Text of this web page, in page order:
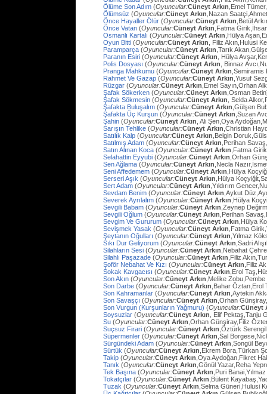
Ölüme Son Adım (Oyuncular:Cüneyt Arkın ,Emel
Ölümsüz (Oyuncular:Cüneyt Arkın ,Nazan
Önce Hayaller Ölür (Oyuncular:Cüneyt Arkın ,Betül
Önce Vatan (Oyuncular:Cüneyt Arkın ,Fatma
Osmanlı Kartalı (Oyuncular:Cüneyt Arkın ,Hülya
Oyun Bitti (Oyuncular:Cüneyt Arkın , Filiz Akın,Hulusi
Paramparça (Oyuncular:Cüneyt Arkın ,Tarık
Paranın Esiri (Oyuncular:Cüneyt Arkın , Hülya
Polis Dosyası (Oyuncular:Cüneyt Arkın , Binnaz
Pranga Mahkumu (Oyuncular:Cüneyt Arkın
Rahmet Ve Gazap (Oyuncular:Cüneyt Arkın ,Yusuf
Rüzgar (Oyuncular:Cüneyt Arkın ,Emel Sayın,Orhan
Şafak Sökerken (Oyuncular:Cüneyt Arkın ,Osman
Şafak Sökmesin (Oyuncular:Cüneyt Arkın , Selda
Şafakta Buluşalım (Oyuncular:Cüneyt Arkın ,Gülşen
Şafakta Üç Kurşun (Oyuncular:Cüneyt Arkın ,Suzan
Şahin (Oyuncular:Cüneyt Arkın , Ali Şen,Oya
Sarışın Tehlike (Oyuncular:Cüneyt Arkın ,Christian
Satılık Kalp (Oyuncular:Cüneyt Arkın ,Belgin
Satılmış Adam (Oyuncular:Cüneyt Arkın ,Perihan
Satın Alınan Koca (Oyuncular:Cüneyt Arkın ,Fatma
Selahattin Eyyubi (Oyuncular:Cüneyt Arkın ,Orhan
Sen Ağlama (Oyuncular:Cüneyt Arkın ,Necla
Seni Affedemem (Oyuncular:Cüneyt Arkın ,Hülya
Serseri Aşık (Oyuncular:Cüneyt Arkın ,Hülya
Sert Adam (Oyuncular:Cüneyt Arkın ,Yıldırım
Sevdam Benim (Oyuncular:Cüneyt Arkın ,Aykut
Severek Ayrılalım (Oyuncular:Cüneyt Arkın ,Hülya
Sevgili Babam (Oyuncular:Cüneyt Arkın ,Zeynep
Sevgili Oğlum (Oyuncular:Cüneyt Arkın ,Perihan
Sevgim Ve Gururum (Oyuncular:Cüneyt Arkın ,Hülya
Sevişmek Yasak (Oyuncular:Cüneyt Arkın ,Fatma
Şeytanın Oğulları (Oyuncular:Cüneyt Arkın ,Yılmaz
Sıkı Dur Geliyorum (Oyuncular:Cüneyt Arkın ,Sadri
Silahların Sesi (Oyuncular:Cüneyt Arkın ,Nebahat
Silahlı Paşazade (Oyuncular:Cüneyt Arkın ,Filiz
Şoför Nebahat Ve Kızı (Oyuncular:Cüneyt Arkın ,Filiz
Sokak Kavgacısı (Oyuncular:Cüneyt Arkın ,Erol
Son Akın (Oyuncular:Cüneyt Arkın ,Melike
Son Darbe (Oyuncular:Cüneyt Arkın ,Bahar Öztan,Erol
Son Kahramanlar (Oyuncular:Cüneyt Arkın ,Aytekin
Son Savaşçı (Oyuncular:Cüneyt Arkın ,Orhan
Son Vurgun (Kurşunların Yağmuru) (Oyuncular:Cüneyt
Soysuzlar (Oyuncular:Cüneyt Arkın , Elif Pektaş,Tanju
Su (Oyuncular:Cüneyt Arkın ,Orhan Günşiray,Filiz
Suçsuz Firari (Oyuncular:Cüneyt Arkın ,Öztürk
Süpermenler (Oyuncular:Cüneyt Arkın ,Sal
Sürgündeki Adam (Oyuncular:Cüneyt Arkın ,Songül
Sürtük (Oyuncular:Cüneyt Arkın ,Ekrem Bora,Türkan
Takip (Oyuncular:Cüneyt Arkın ,Oya Aydoğan,Fikret
Tanık (Oyuncular:Cüneyt Arkın ,Gönül Yazar,Reha
Tek Başına (Oyuncular:Cüneyt Arkın ,Puri
Tokatçılar (Oyuncular:Cüneyt Arkın ,Bülent
Tuzak (Oyuncular:Cüneyt Arkın ,Selma Güneri,Hulusi